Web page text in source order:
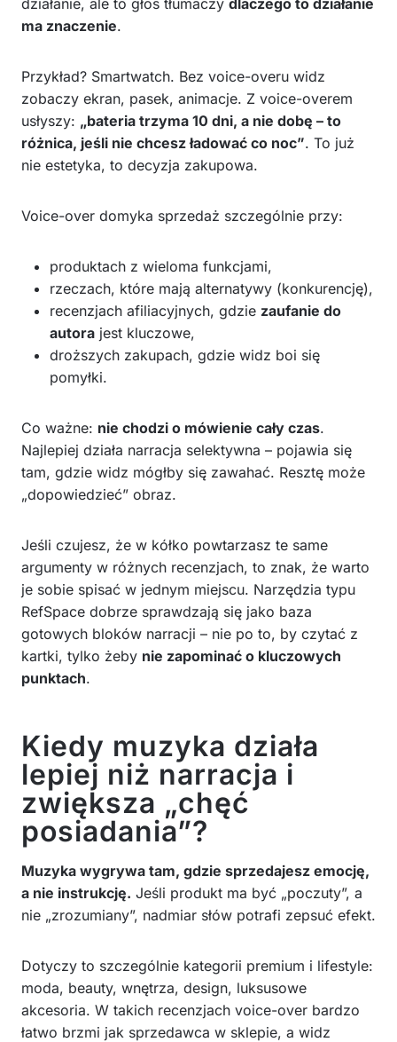
ma znaczenie.
Przykład? Smartwatch. Bez voice-overu widz
zobaczy ekran, pasek, animacje. Z voice-overem
usłyszy: „bateria trzyma 10 dni, a nie dobę – to
różnica, jeśli nie chcesz ładować co noc”. To już
nie estetyka, to decyzja zakupowa.
Voice-over domyka sprzedaż szczególnie przy:
produktach z wieloma funkcjami,
rzeczach, które mają alternatywy (konkurencję),
recenzjach afiliacyjnych, gdzie zaufanie do
autora jest kluczowe,
droższych zakupach, gdzie widz boi się
pomyłki.
Co ważne: nie chodzi o mówienie cały czas.
Najlepiej działa narracja selektywna – pojawia się
tam, gdzie widz mógłby się zawahać. Resztę może
„dopowiedzieć” obraz.
Jeśli czujesz, że w kółko powtarzasz te same
argumenty w różnych recenzjach, to znak, że warto
je sobie spisać w jednym miejscu. Narzędzia typu
RefSpace dobrze sprawdzają się jako baza
gotowych bloków narracji – nie po to, by czytać z
kartki, tylko żeby nie zapominać o kluczowych
punktach.
Kiedy muzyka działa
lepiej niż narracja i
zwiększa „chęć
posiadania”?
Muzyka wygrywa tam, gdzie sprzedajesz emocję,
a nie instrukcję. Jeśli produkt ma być „poczuty”, a
nie „zrozumiany”, nadmiar słów potrafi zepsuć efekt.
Dotyczy to szczególnie kategorii premium i lifestyle:
moda, beauty, wnętrza, design, luksusowe
akcesoria. W takich recenzjach voice-over bardzo
łatwo brzmi jak sprzedawca w sklepie, a widz